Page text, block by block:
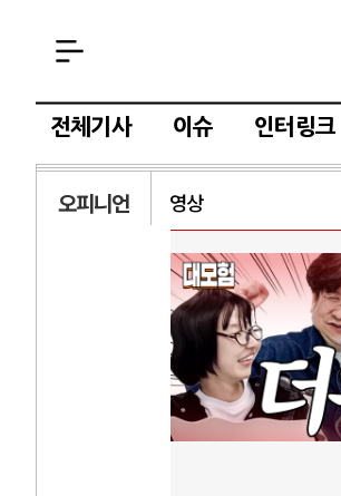
전체기사 이슈 인터링크
오피니언 영상